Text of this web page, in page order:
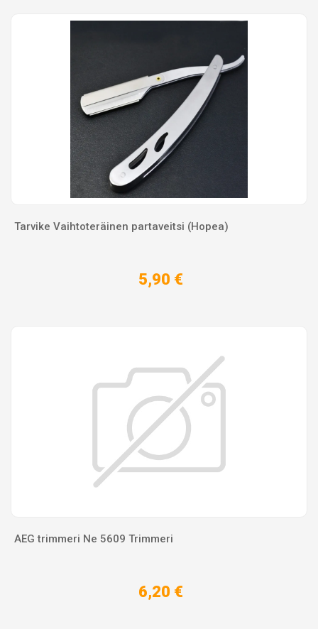
Tarvike Vaihtoteräinen partaveitsi (Hopea)
5,90 €
AEG trimmeri Ne 5609 Trimmeri
6,20 €